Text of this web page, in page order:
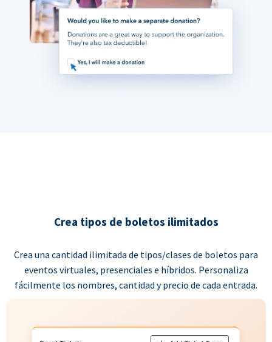
Crea tipos de boletos ilimitados
Crea una cantidad ilimitada de tipos/clases de boletos para
eventos virtuales, presenciales e híbridos. Personaliza
fácilmente los nombres, cantidad y precio de cada entrada.